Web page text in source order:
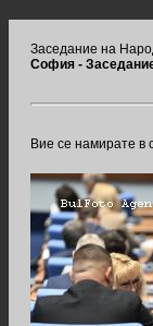
Заседание на
София -
Вие се намирате в